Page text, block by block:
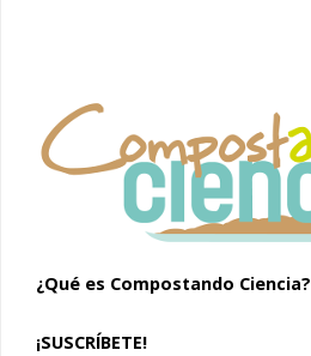
¿Qué es Compostando Ciencia?
¡SUSCRÍBETE!